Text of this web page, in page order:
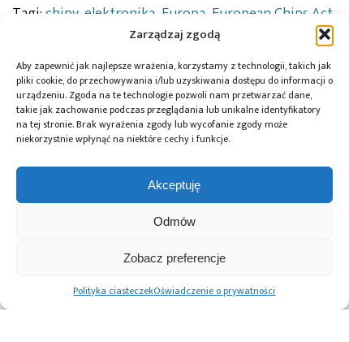
Zarządzaj zgodą
Aby zapewnić jak najlepsze wrażenia, korzystamy z technologii, takich jak
pliki cookie, do przechowywania i/lub uzyskiwania dostępu do informacji o
urządzeniu. Zgoda na te technologie pozwoli nam przetwarzać dane,
takie jak zachowanie podczas przeglądania lub unikalne identyfikatory
na tej stronie. Brak wyrażenia zgody lub wycofanie zgody może
niekorzystnie wpłynąć na niektóre cechy i funkcje.
Akceptuję
Odmów
Zobacz preferencje
Polityka ciasteczekOświadczenie o prywatności
Tagi:chipy, elektronika Europa European Chips Act
innowacje,łańcuch dostaw
ograniczenia eksportu
półprzewodniki,produkcja chipów,przemysł
elektroniczny,Tajwan,technologia 2nm,technologia
3nm,technologia 7nm,TSMC,układy scalone
Przeczytaj również:
zacieśniają relacje
biznesowe między
„Mikrokontrolery
PIC32Z oraz
rozwiązania
Branża
półprzewodników
stoi w obliczu